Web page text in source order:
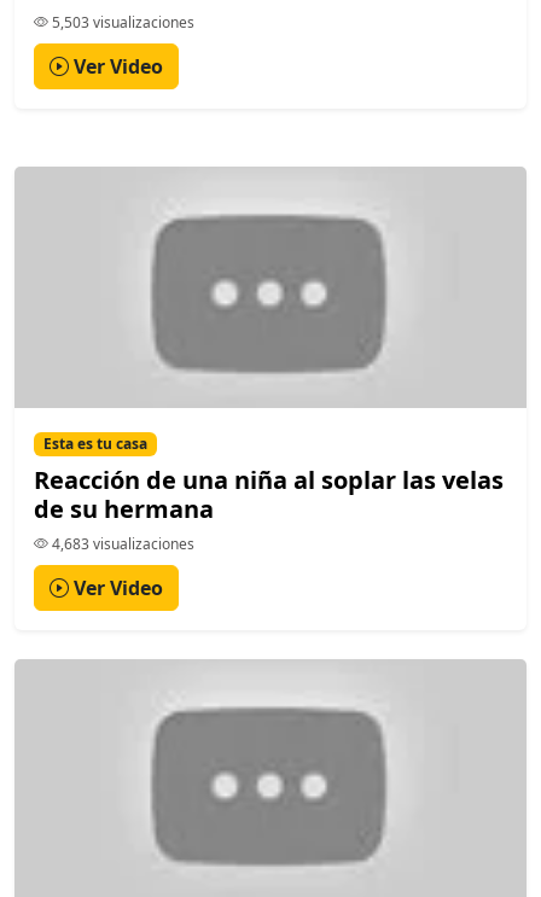
5,503 visualizaciones
Ver Video
Esta es tu casa
Reacción de una niña al soplar las velas
de su hermana
4,683 visualizaciones
Ver Video